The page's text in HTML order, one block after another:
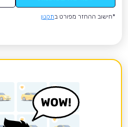
*חישוב ההחזר מפורט בתקנון